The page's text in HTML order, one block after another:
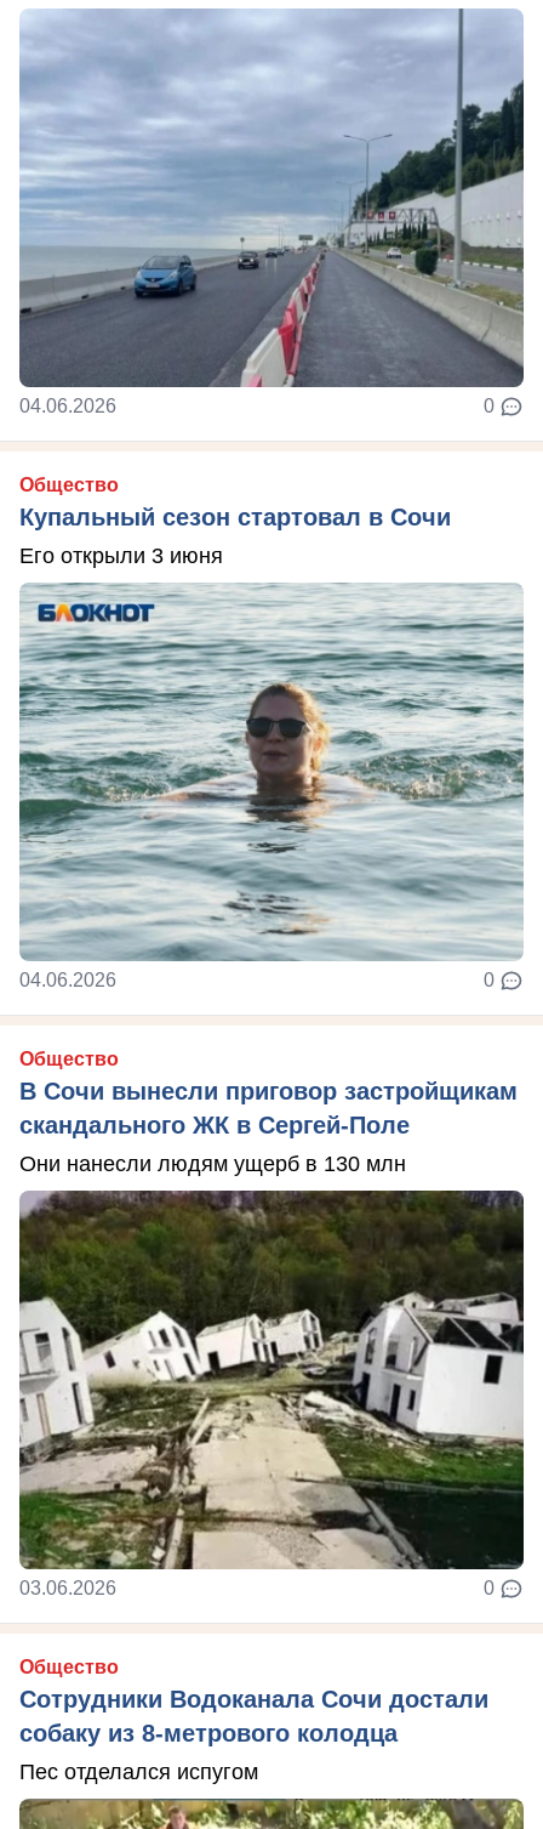
04.06.2026 0
Общество
Купальный сезон стартовал в Сочи
Его открыли 3 июня
04.06.2026 0
Общество
В Сочи вынесли приговор застройщикам
скандального ЖК в Сергей-Поле
Они нанесли людям ущерб в 130 млн
03.06.2026 0
Общество
Сотрудники Водоканала Сочи достали
собаку из 8-метрового колодца
Пес отделался испугом